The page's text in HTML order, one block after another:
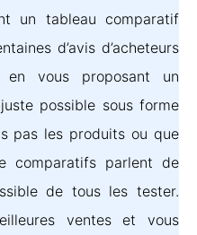
un tableau comparatif
d’avis d’acheteurs
vous proposant un
possible sous forme
pas les produits ou que
comparatifs parlent de
de tous les tester.
ventes et vous